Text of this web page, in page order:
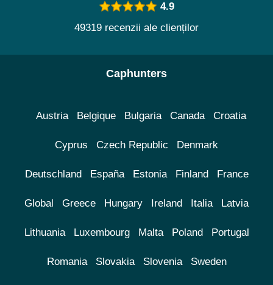
4.9
49319 recenzii ale clienților
Caphunters
Austria Belgique Bulgaria Canada Croatia
Cyprus Czech Republic Denmark
Deutschland España Estonia Finland France
Global Greece Hungary Ireland Italia Latvia
Lithuania Luxembourg Malta Poland Portugal
Romania Slovakia Slovenia Sweden